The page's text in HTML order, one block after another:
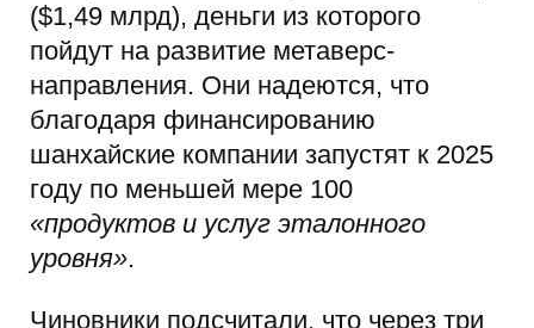
($1,49 млрд), деньги из которого
пойдут на развитие метаверс-
направления. Они надеются, что
благодаря финансированию
шанхайские компании запустят к 2025
году по меньшей мере 100
«продуктов и услуг эталонного
уровня».
Чиновники подсчитали, что через три